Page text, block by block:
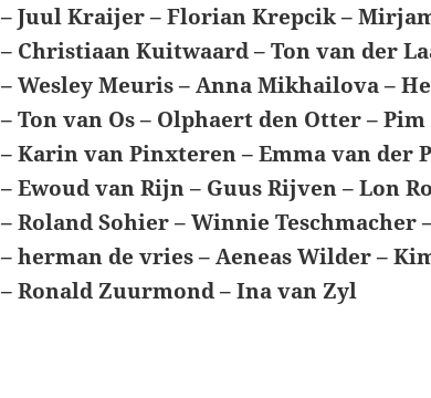
– Juul Kraijer – Florian Krepcik –
– Christiaan Kuitwaard – Ton van der
– Wesley Meuris – Anna Mikhailova –
– Ton van Os – Olphaert den Otter –
– Karin van Pinxteren – Emma van der
– Ewoud van Rijn – Guus Rijven – Lon
– Roland Sohier – Winnie Teschmacher
– herman de vries – Aeneas Wilder –
– Ronald Zuurmond – Ina van Zyl